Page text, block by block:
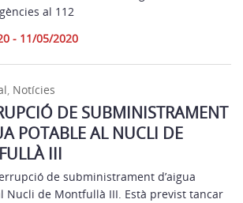
al 112
- 11/05/2020
, Notícies
DE SUBMINISTRAMENT
POTABLE AL NUCLI DE
III
de subministrament d’aigua
Nucli de Montfullà III. Està previst tancar